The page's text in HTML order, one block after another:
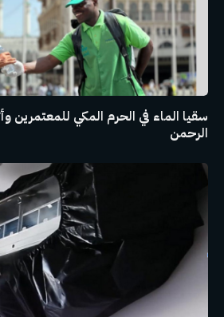
سقيا الماء في الحرم المكي
الرحمن